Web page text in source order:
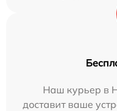
Наш курьер в
доставит ваше